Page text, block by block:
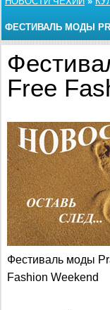
ФЕСТИВАЛЬ МОДЫ
Free
Фестиваль моды
Fashion Weekend